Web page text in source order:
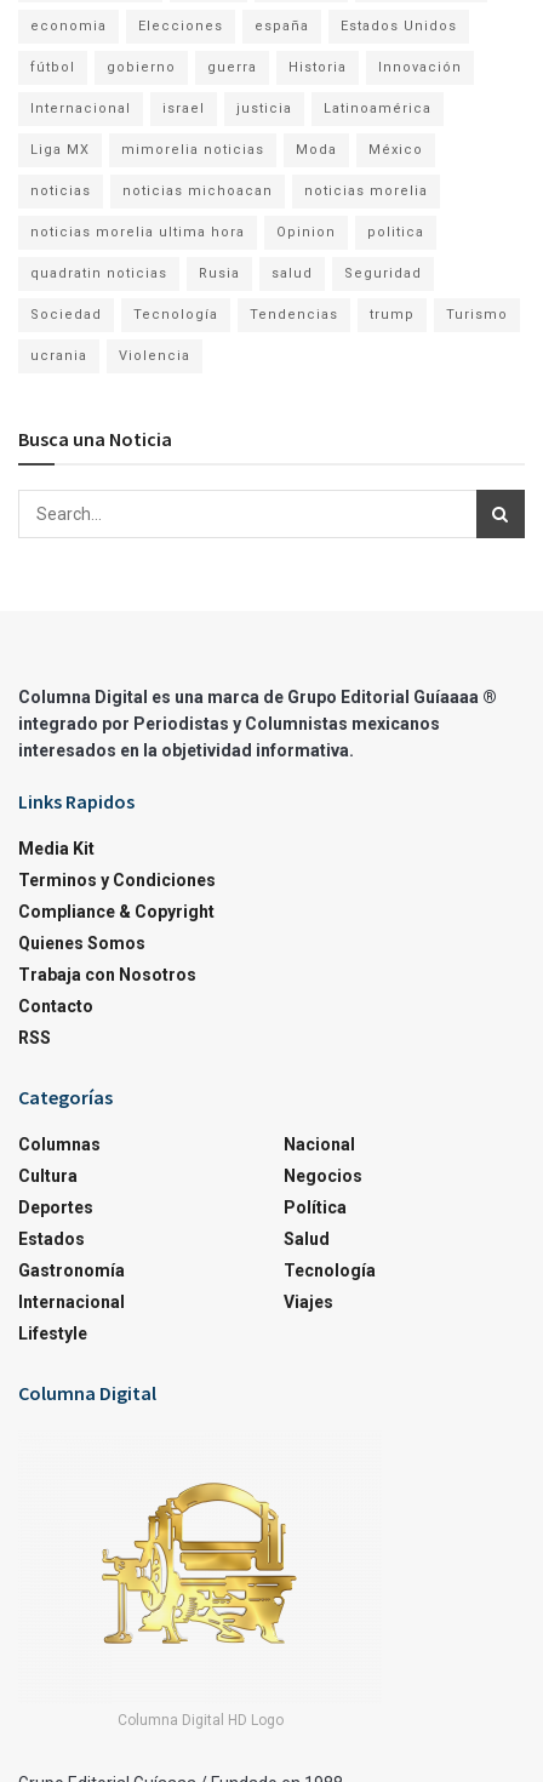
economia Elecciones españa Estados Unidos
fútbol gobierno guerra Historia Innovación
Internacional israel justicia Latinoamérica
Liga MX mimorelia noticias Moda México
noticias noticias michoacan noticias morelia
noticias morelia ultima hora Opinion politica
quadratin noticias Rusia salud Seguridad
Sociedad Tecnología Tendencias trump Turismo
ucrania Violencia
Busca una Noticia
Columna Digital es una marca de Grupo Editorial Guíaaaa ®
integrado por Periodistas y Columnistas mexicanos
interesados en la objetividad informativa.
Links Rapidos
Media Kit
Terminos y Condiciones
Compliance & Copyright
Quienes Somos
Trabaja con Nosotros
Contacto
RSS
Categorías
Columnas
Cultura
Deportes
Estados
Gastronomía
Internacional
Lifestyle
Nacional
Negocios
Política
Salud
Tecnología
Viajes
Columna Digital
Columna Digital HD Logo